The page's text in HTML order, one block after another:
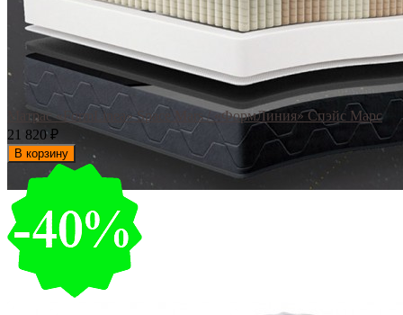
Матрас «FormLinea» Space Mars / «ФормЛиния» Спэйс Марс
21 820 ₽
В корзину